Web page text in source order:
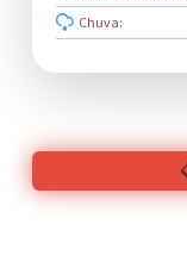
Chuva: